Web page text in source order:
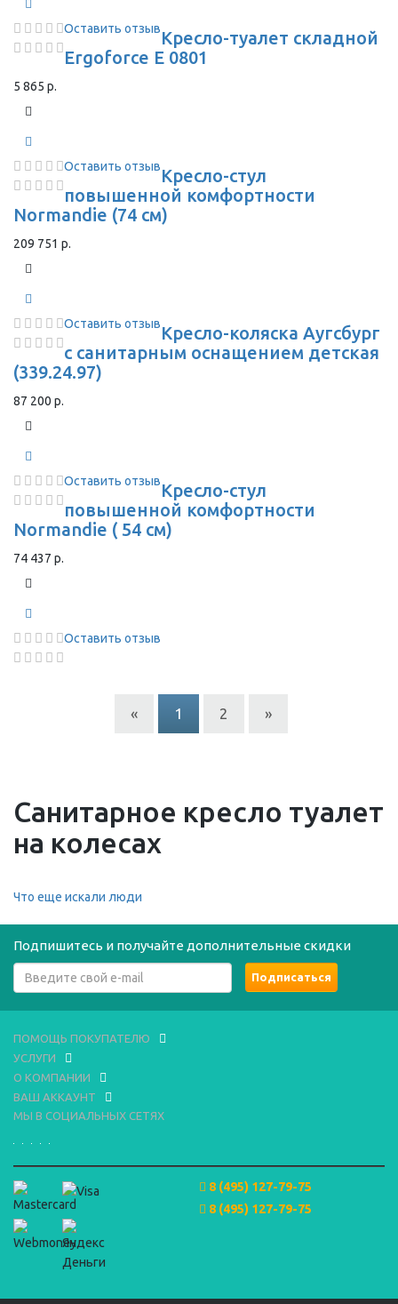
Оставить отзывКресло-туалет складной
Ergoforce E 0801
5 865 р.
Оставить отзывКресло-стул
повышенной комфортности
Normandie (74 см)
209 751 р.
Оставить отзывКресло-коляска Аугсбург
с санитарным оснащением детская
(339.24.97)
87 200 р.
Оставить отзывКресло-стул
повышенной комфортности
Normandie ( 54 см)
74 437 р.
Оставить отзыв
« 1 2 »
Санитарное кресло туалет
на колесах
Что еще искали люди
Подпишитесь и получайте дополнительные скидки
ПОМОЩЬ ПОКУПАТЕЛЮ
УСЛУГИ
О КОМПАНИИ
ВАШ АККАУНТ
МЫ В СОЦИАЛЬНЫХ СЕТЯХ
8 (495) 127-79-75
8 (495) 127-79-75